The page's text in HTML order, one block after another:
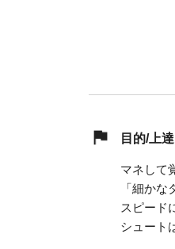
目的/上
マネして
「細か
スピード
シュート